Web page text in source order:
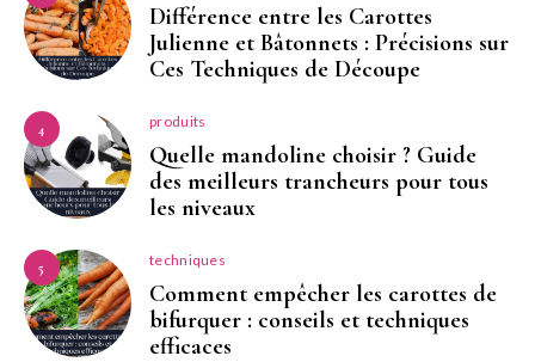
Différence entre les Carottes
Julienne et Bâtonnets : Précisions sur
Ces Techniques de Découpe
4 produits
Quelle mandoline choisir ? Guide
des meilleurs trancheurs pour tous
les niveaux
5 techniques
Comment empêcher les carottes de
bifurquer : conseils et techniques
efficaces